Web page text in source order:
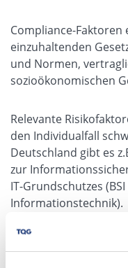
Compliance-Faktoren
einzuhaltenden
und Normen,
sozioökonomischen
Relevante
den Individualfall
Deutschland gibt es
zur
IT-Grundschutzes
Informationstechnik).